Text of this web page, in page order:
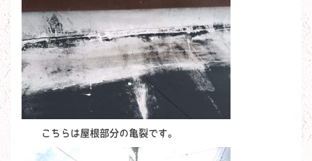
こちらは屋根部分の亀裂です。